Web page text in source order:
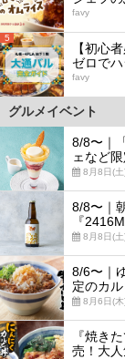
favy
5
【初心
ゼロで
favy
グルメイベント
8/8〜｜
ェなど
8月8日(
8/8〜｜
『
8月8日(土
8/6〜｜
定のカ
8月6日(木
『焼き
売！大